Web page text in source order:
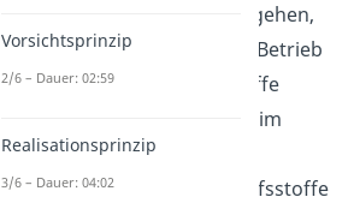
direkt in das Endprodukt eingehen,
und Betriebsstoffen, die den Betrieb
ermöglichen, dienen Hilfsstoffe
unterstützenden Funktionen im
Produktionsprozess.
Handelsrechtlich gehören Hilfsstoffe
Vorsichtsprinzip
2/6 – Dauer: 02:59
Realisationsprinzip
3/6 – Dauer: 04:02